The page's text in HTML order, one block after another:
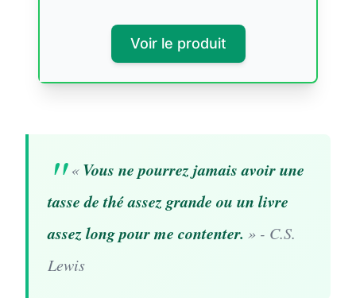
Voir le produit
«Vous ne pourrez jamais avoir une
tasse de thé assez grande ou un livre
assez long pour me contenter. » - C.S.
Lewis